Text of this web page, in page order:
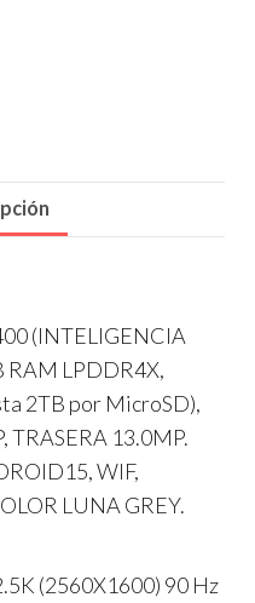
(INTELIGENCIA
RAM LPDDR4X,
2TB por MicroSD),
TRASERA 13.0MP.
WIF,
LUNA GREY.
(2560X1600) 90 Hz